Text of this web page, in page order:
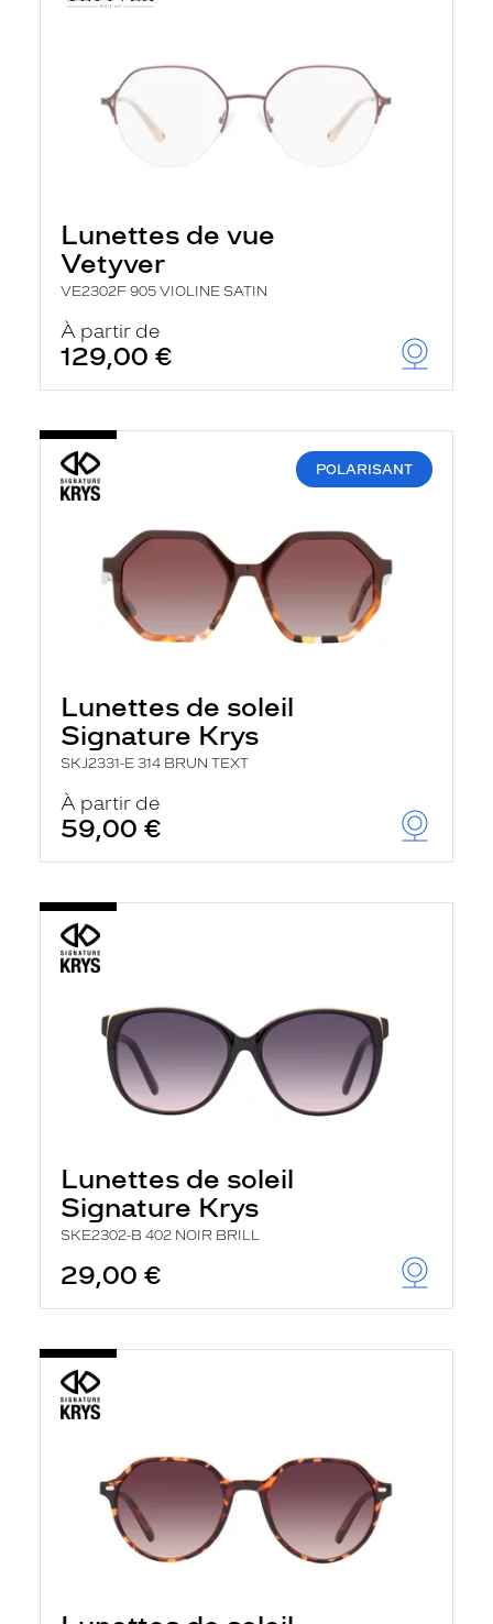
Lunettes de vue
Vetyver
VE2302F 905 VIOLINE SATIN
À partir de
129,00 €
POLARISANT
Lunettes de soleil
Signature Krys
SKJ2331-E 314 BRUN TEXT
À partir de
59,00 €
Lunettes de soleil
Signature Krys
SKE2302-B 402 NOIR BRILL
29,00 €